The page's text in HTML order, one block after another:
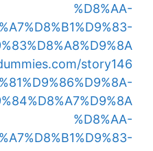
%D8%AA-
story146
%D8%AA-